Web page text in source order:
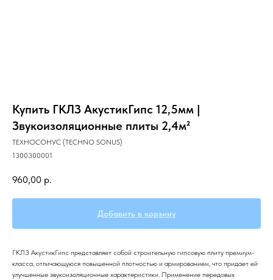
Купить ГКЛЗ АкустикГипс 12,5мм |
Звукоизоляционные плиты 2,4м²
ТЕХНОСОНУС (TECHNO SONUS)
1300300001
960,00 р.
Добавить в корзину
ГКЛЗ АкустикГипс представляет собой строительную гипсовую плиту премиум-
класса, отличающуюся повышенной плотностью и армированием, что придает ей
улучшенные звукоизоляционные характеристики. Применение передовых